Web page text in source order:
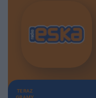
TERAZ